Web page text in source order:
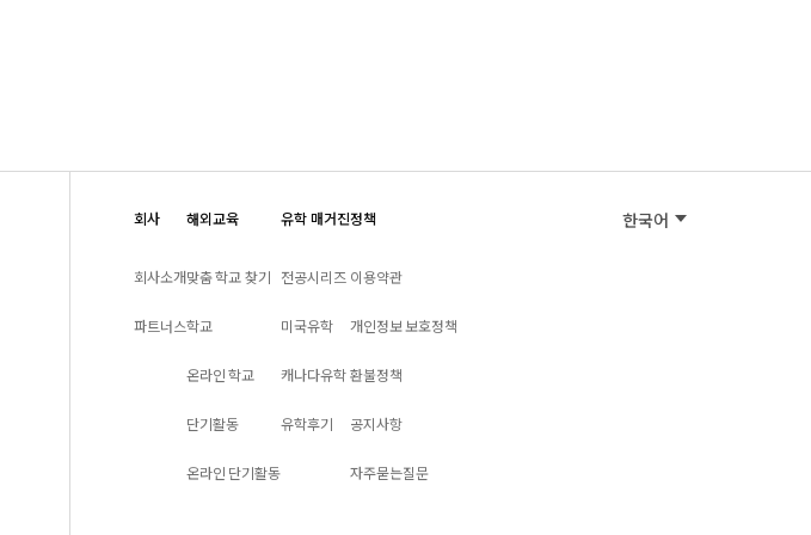
회사
회사소개
파트너스
해외교육
맞춤 학교 찾기
학교
온라인 학교
단기활동
온라인 단기활동
유학 매거진
전공시리즈
미국유학
캐나다유학
유학후기
정책
이용약관
개인정보 보호정책
환불정책
공지사항
자주묻는질문
한국어